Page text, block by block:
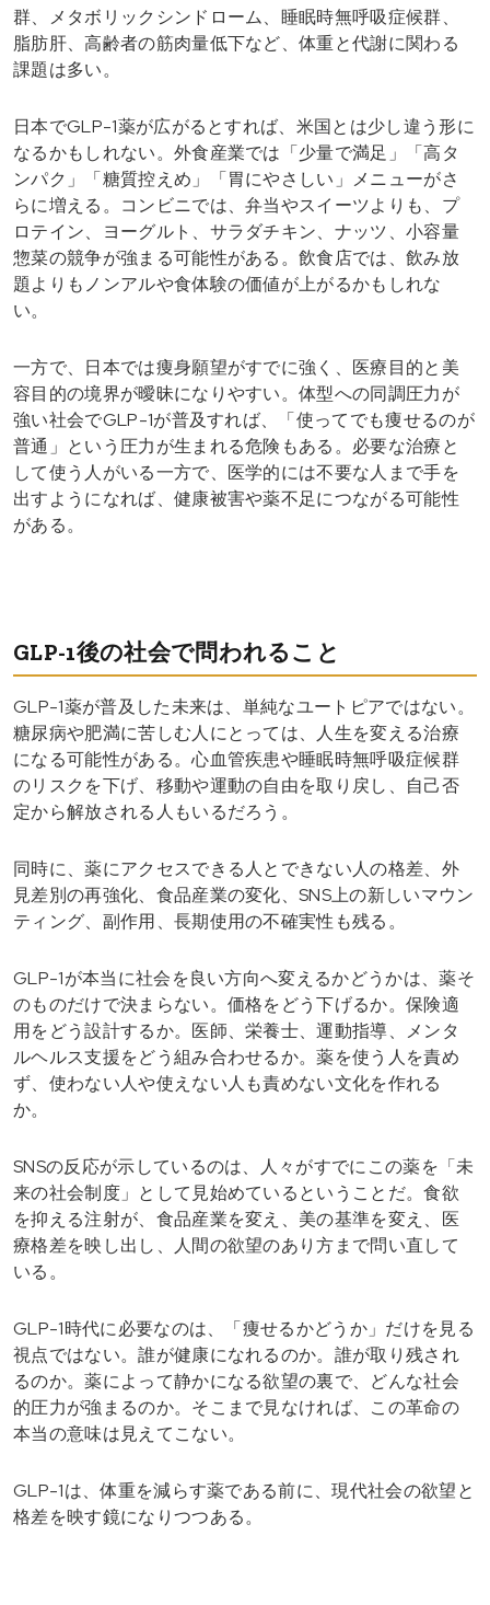
群、メタボリックシンドローム、睡眠時無呼吸症候群、
脂肪肝、高齢者の筋肉量低下など、体重と代謝に関わる
課題は多い。
日本でGLP-1薬が広がるとすれば、米国とは少し違う形に
なるかもしれない。外食産業では「少量で満足」「高タ
ンパク」「糖質控えめ」「胃にやさしい」メニューがさ
らに増える。コンビニでは、弁当やスイーツよりも、プ
ロテイン、ヨーグルト、サラダチキン、ナッツ、小容量
惣菜の競争が強まる可能性がある。飲食店では、飲み放
題よりもノンアルや食体験の価値が上がるかもしれな
い。
一方で、日本では痩身願望がすでに強く、医療目的と美
容目的の境界が曖昧になりやすい。体型への同調圧力が
強い社会でGLP-1が普及すれば、「使ってでも痩せるのが
普通」という圧力が生まれる危険もある。必要な治療と
して使う人がいる一方で、医学的には不要な人まで手を
出すようになれば、健康被害や薬不足につながる可能性
がある。
GLP-1後の社会で問われること
GLP-1薬が普及した未来は、単純なユートピアではない。
糖尿病や肥満に苦しむ人にとっては、人生を変える治療
になる可能性がある。心血管疾患や睡眠時無呼吸症候群
のリスクを下げ、移動や運動の自由を取り戻し、自己否
定から解放される人もいるだろう。
同時に、薬にアクセスできる人とできない人の格差、外
見差別の再強化、食品産業の変化、SNS上の新しいマウン
ティング、副作用、長期使用の不確実性も残る。
GLP-1が本当に社会を良い方向へ変えるかどうかは、薬そ
のものだけで決まらない。価格をどう下げるか。保険適
用をどう設計するか。医師、栄養士、運動指導、メンタ
ルヘルス支援をどう組み合わせるか。薬を使う人を責め
ず、使わない人や使えない人も責めない文化を作れる
か。
SNSの反応が示しているのは、人々がすでにこの薬を「未
来の社会制度」として見始めているということだ。食欲
を抑える注射が、食品産業を変え、美の基準を変え、医
療格差を映し出し、人間の欲望のあり方まで問い直して
いる。
GLP-1時代に必要なのは、「痩せるかどうか」だけを見る
視点ではない。誰が健康になれるのか。誰が取り残され
るのか。薬によって静かになる欲望の裏で、どんな社会
的圧力が強まるのか。そこまで見なければ、この革命の
本当の意味は見えてこない。
GLP-1は、体重を減らす薬である前に、現代社会の欲望と
格差を映す鏡になりつつある。